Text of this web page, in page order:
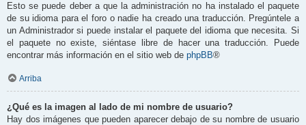
Esto se puede deber a que la administración no ha instalado el paquete
de su idioma para el foro o nadie ha creado una traducción. Pregúntele a
un Administrador si puede instalar el paquete del idioma que necesita. Si
el paquete no existe, siéntase libre de hacer una traducción. Puede
encontrar más información en el sitio web de phpBB®
Arriba
¿Qué es la imagen al lado de mi nombre de usuario?
Hay dos imágenes que pueden aparecer debajo de su nombre de usuario